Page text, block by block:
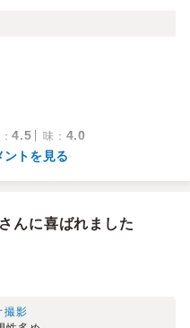
：4.5 味 ： 4.0
ントを見る
んに喜ばれました
撮影